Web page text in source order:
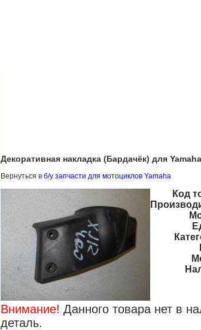
Декоративная накладка (Бардачёк) для
Вернуться в б/у запчасти для мотоциклов Yamaha
Код
Внимание! Данного товара нет в
деталь.